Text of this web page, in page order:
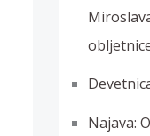
Najava: